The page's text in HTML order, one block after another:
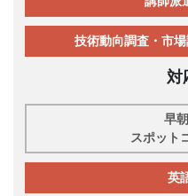
技術動向調査・市
対
早
スポット
英